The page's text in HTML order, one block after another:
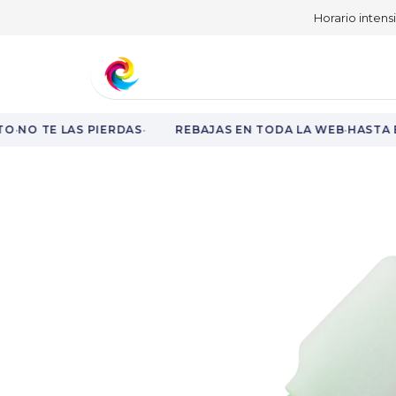
Horario
Rebajas en toda la web hasta el 31 de agosto.
·NO TE LAS PIERDAS· REBAJAS EN TODA LA WEB·HASTA